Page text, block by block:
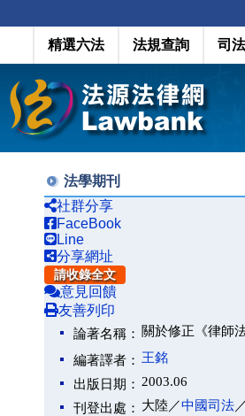
精選六法 法規查詢 司
法學期刊
社群分享
FaceBook
Line
分享網址
請收錄全文
意見回饋
友善列印
論著名稱： 關於修正《律師
編著譯者： 王銘
出版日期： 2003.06
刊登出處： 大陸／中國司法／